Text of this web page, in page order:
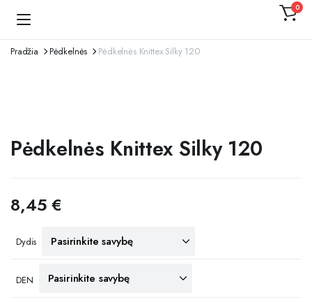
0
Pradžia Pėdkelnės Pėdkelnės Knittex Silky 120
Pėdkelnės Knittex Silky 120
8,45€
Dydis
DEN